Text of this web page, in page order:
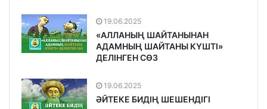
19.06.2025
«АЛЛАНЫҢ ШАЙТАНЫНАН
АДАМНЫҢ ШАЙТАНЫ КҮШТІ»
ДЕЛІНГЕН СӨЗ
19.06.2025
ӘЙТЕКЕ БИДІҢ ШЕШЕНДІГІ